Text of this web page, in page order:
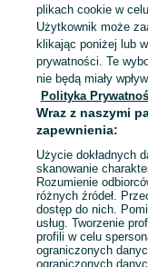
Mapa kategorii
Mapa miejscowości
Mapa ministron
Popularne wyszukiwania
plikach cookie w
Użytkownik może
klikając poniżej lub
prywatności. Te
nie będą miały
Polityka
Wraz z naszymi
zapewnienia:
Użycie dokładnych
skanowanie
Rozumienie
różnych źródeł.
dostęp do nich.
usług. Tworzenie
profili w celu
ograniczonych
ograniczonych